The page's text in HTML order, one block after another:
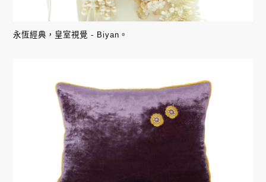
永恆經典，皇室視覺 - Biyan。